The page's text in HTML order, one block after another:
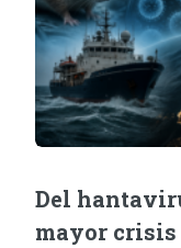
Del
mayor crisis